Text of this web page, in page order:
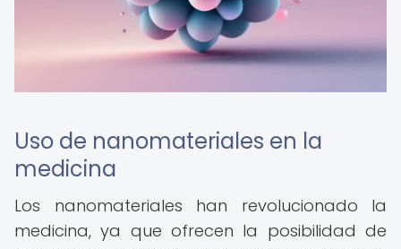
Uso de nanomateriales en la
medicina
Los nanomateriales han revolucionado la
medicina, ya que ofrecen la posibilidad de